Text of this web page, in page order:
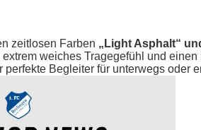
zeitlosen Farben „Light Asphalt“
weiches Tragegefühl und einen
perfekte Begleiter für unterwegs oder